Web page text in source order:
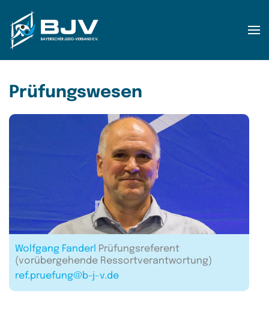
Zum Hauptinhalt springen
Prüfungswesen
Wolfgang Fanderl Prüfungsreferent
(vorübergehende Ressortverantwortung)
ref.pruefung@b-j-v.de